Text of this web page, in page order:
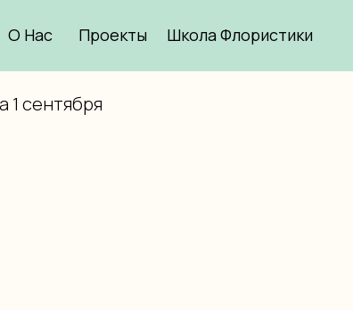
О Нас Проекты Школа Флористики
1 сентября